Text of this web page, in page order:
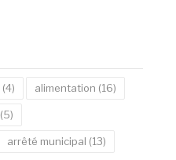
(4) alimentation (16)
(5)
arrêté municipal (13)